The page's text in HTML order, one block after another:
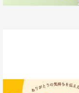
「ありがとう」の気持ち